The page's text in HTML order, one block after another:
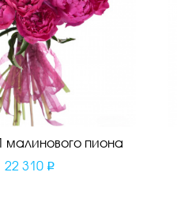
малинового пиона
22 310